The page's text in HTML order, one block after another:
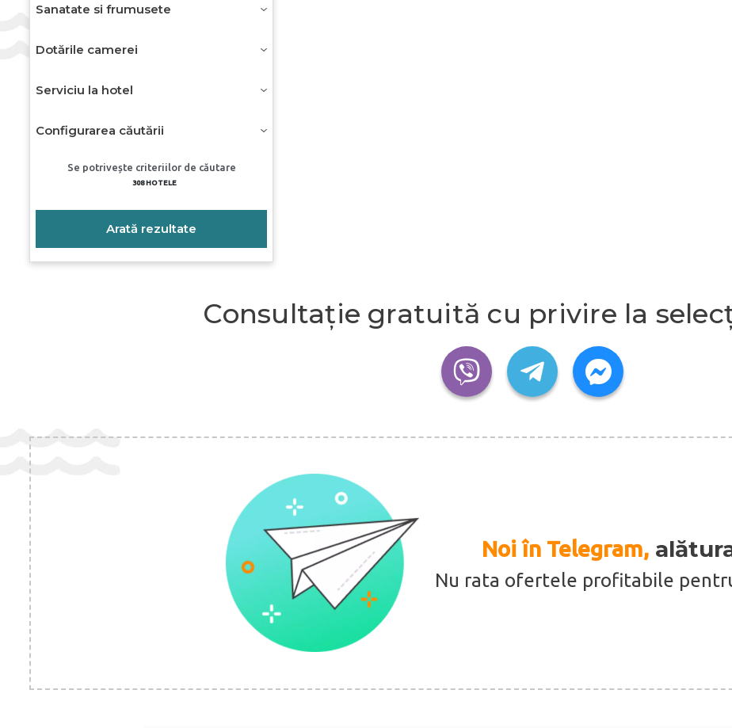
Sanatate si frumusete
Dotările camerei
Serviciu la hotel
Configurarea căutării
Se potrivește criteriilor de căutare
308HOTELE
Arată rezultate
Consultație gratuită cu privire la
Noi în Telegram,
Nu rata ofertele profitabile